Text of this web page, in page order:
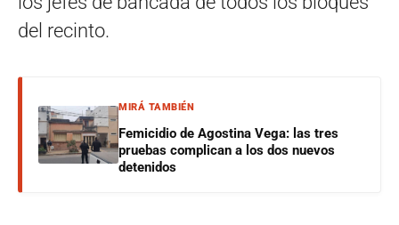
del recinto.
MIRÁ TAMBIÉN
Femicidio de Agostina Vega: las tres
pruebas complican a los dos nuevos
detenidos